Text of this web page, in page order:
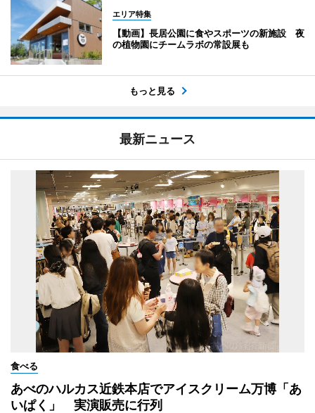
エリア特集
【動画】長居公園に食やスポーツの新施設 夜
の植物園にチームラボの常設展も
もっと見る
最新ニュース
食べる
あべのハルカス近鉄本店でアイスクリーム万博「あ
いぱく」 実演販売に行列